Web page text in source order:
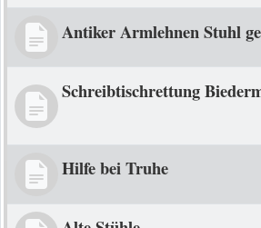
Antiker Armlehnen Stuhl
Schreibtischrettung
Hilfe bei Truhe